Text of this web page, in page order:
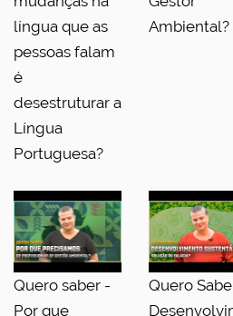
língua que as
pessoas falam
é
desestruturar a
Língua
Portuguesa?
Ambiental?
Quero saber -
Por que
Quero